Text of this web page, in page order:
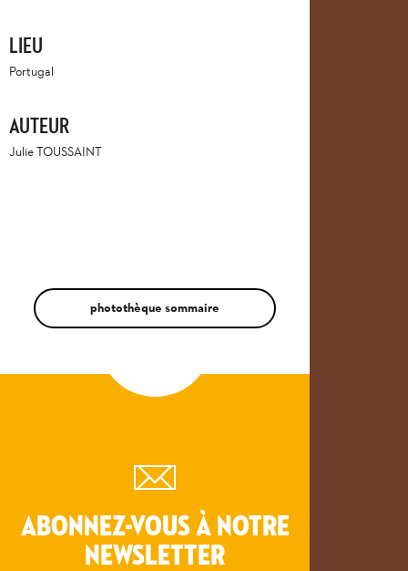
LIEU
Portugal
AUTEUR
Julie TOUSSAINT
photothèque sommaire
ABONNEZ-VOUS À NOTRE
NEWSLETTER